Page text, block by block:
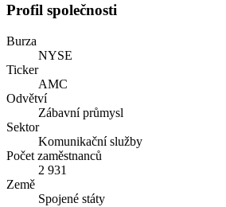
Profil společnosti
Burza
NYSE
Ticker
AMC
Odvětví
Zábavní průmysl
Sektor
Komunikační služby
Počet zaměstnanců
2 931
Země
Spojené státy